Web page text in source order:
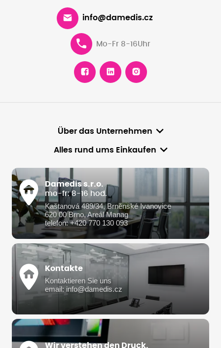
info@damedis.cz
Mo-Fr 8-16Uhr
Über das Unternehmen
Alles rund ums Einkaufen
Damedis s.r.o.
mo-fr: 8-16 hod.
Kaštanová 489/34, Brněnské Ivanovice
620 00 Brno, Areál Manag
telefon: +420 770 130 093
Kontakte
Kontaktieren Sie uns
email: info@damedis.cz
Wir verstehen den Druck.